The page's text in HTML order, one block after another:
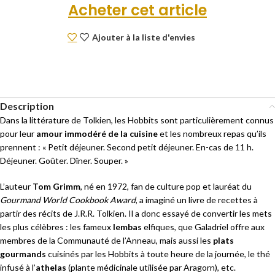
Acheter cet article
Ajouter à la liste d'envies
Description
Dans la littérature de Tolkien, les Hobbits sont particulièrement connus
pour leur amour immodéré de la cuisineet les nombreux repas qu’ils
prennent : « Petit déjeuner. Second petit déjeuner. En-cas de 11 h.
Déjeuner. Goûter. Dîner. Souper. »
L’auteur Tom Grimm, né en 1972, fan de culture pop et lauréat du
Gourmand World Cookbook Award, a imaginé un livre de recettes à
partir des récits de J.R.R. Tolkien. Il a donc essayé de convertir les mets
les plus célèbres : les fameux lembas elfiques, que Galadriel offre aux
membres de la Communauté de l’Anneau, mais aussi les plats
gourmands cuisinés par les Hobbits à toute heure de la journée, le thé
infusé à l’athelas (plante médicinale utilisée par Aragorn), etc.